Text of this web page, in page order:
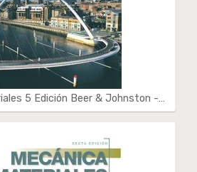
5 Edición Beer & Johnston -…